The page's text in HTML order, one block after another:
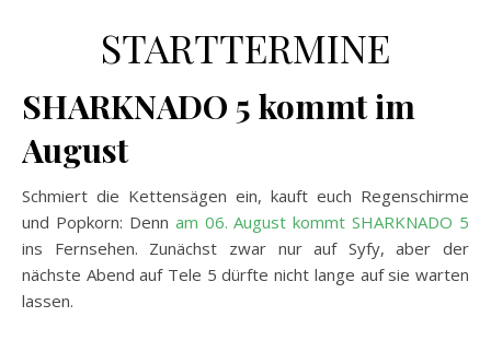
STARTTERMINE
SHARKNADO 5 kommt im
August
Schmiert die Kettensägen ein, kauft euch Regenschirme
und Popkorn: Denn am 06. August kommt SHARKNADO 5
ins Fernsehen. Zunächst zwar nur auf Syfy, aber der
nächste Abend auf Tele 5 dürfte nicht lange auf sie warten
lassen.